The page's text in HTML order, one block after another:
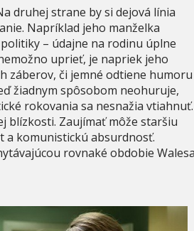
druhej strane by si dejová línia
Napríklad jeho manželka
– údajne na rodinu úplne
uprieť, je napriek jeho
záberov, či jemné odtiene humoru
žiadnym spôsobom neohuruje,
rokovania sa nesnažia vtiahnuť.
blízkosti. Zaujímať môže staršiu
a komunistickú absurdnosť.
rovnaké obdobie Walesa